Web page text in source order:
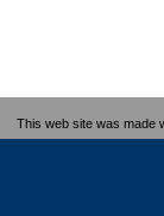
This web site was made